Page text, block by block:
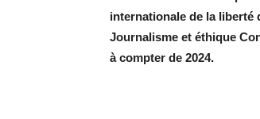
internationale de la liberté
Journalisme et éthique
à compter de 2024.